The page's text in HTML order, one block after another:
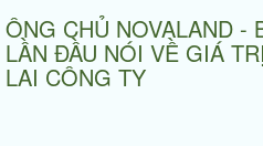
ÔNG CHỦ NOVALAND -
LẦN ĐẦU NÓI VỀ GIÁ
LAI CÔNG TY